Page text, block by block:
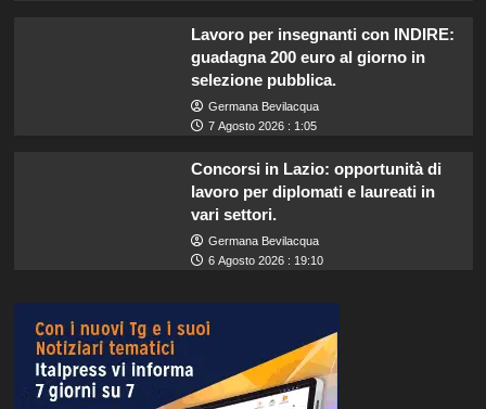
Lavoro per insegnanti con INDIRE:
guadagna 200 euro al giorno in
selezione pubblica.
Germana Bevilacqua
7 Agosto 2026 : 1:05
Concorsi in Lazio: opportunità di
lavoro per diplomati e laureati in
vari settori.
Germana Bevilacqua
6 Agosto 2026 : 19:10